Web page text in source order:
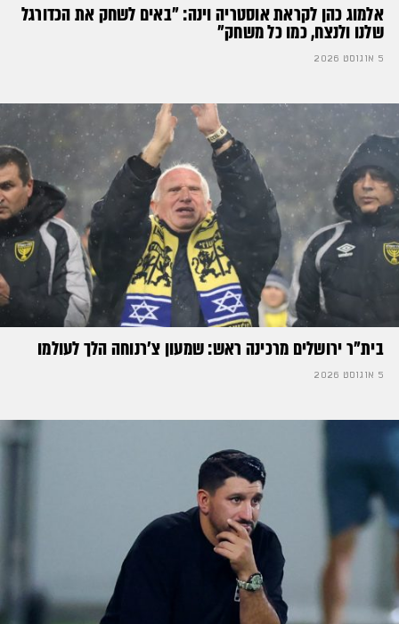
אלמוג כהן לקראת אוסטריה וינה: ״באים לשחק את הכדורגל
שלנו ולנצח, כמו כל משחק״
5 אוגוסט 2026
בית"ר ירושלים מרכינה ראש: שמעון צ'רנוחה הלך לעולמו
5 אוגוסט 2026